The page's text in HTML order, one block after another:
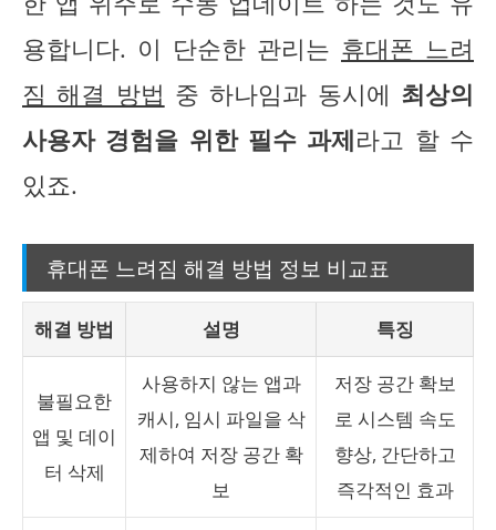
용합니다. 이 단순한 관리는 휴대폰 느려
짐 해결 방법 중 하나임과 동시에 최상의
사용자 경험을 위한 필수 과제라고 할 수
있죠.
휴대폰 느려짐 해결 방법 정보 비교표
해결 방법 설명 특징
불필요한
앱 및 데이
터 삭제
사용하지 않는 앱과
캐시, 임시 파일을 삭
제하여 저장 공간 확
보
저장 공간 확보
로 시스템 속도
향상, 간단하고
즉각적인 효과